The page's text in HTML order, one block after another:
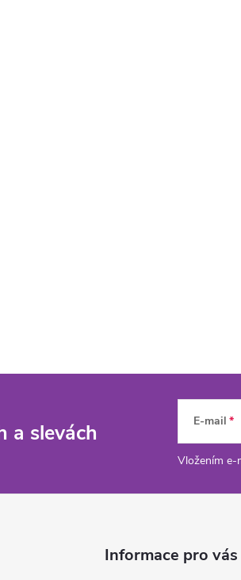
a slevách E-mail
Vložením e-
Informace pro vás